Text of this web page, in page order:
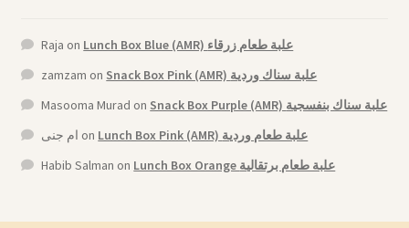
Raja on
Lunch Box Blue (AMR) علبة طعام زرقاء
zamzam on
Snack Box Pink (AMR) علبة سناك وردية
Masooma Murad on
Snack Box Purple (AMR) علبة سناك بنفسجية
ام جنى on
Lunch Box Pink (AMR) علبة طعام وردية
Habib Salman on Lunch Box Orange علبة طعام برتقالية